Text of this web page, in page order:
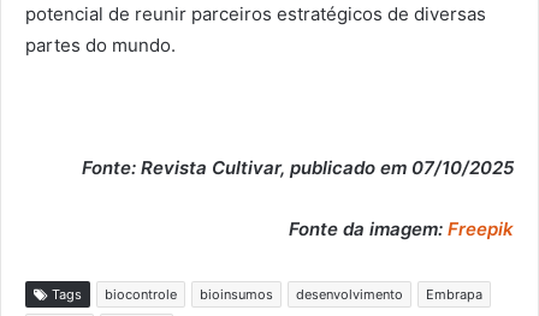
potencial de reunir parceiros estratégicos de diversas
partes do mundo.
Fonte: Revista Cultivar, publicado em 07/10/2025
Fonte da imagem: Freepik
Tags biocontrole bioinsumos desenvolvimento
Embrapa